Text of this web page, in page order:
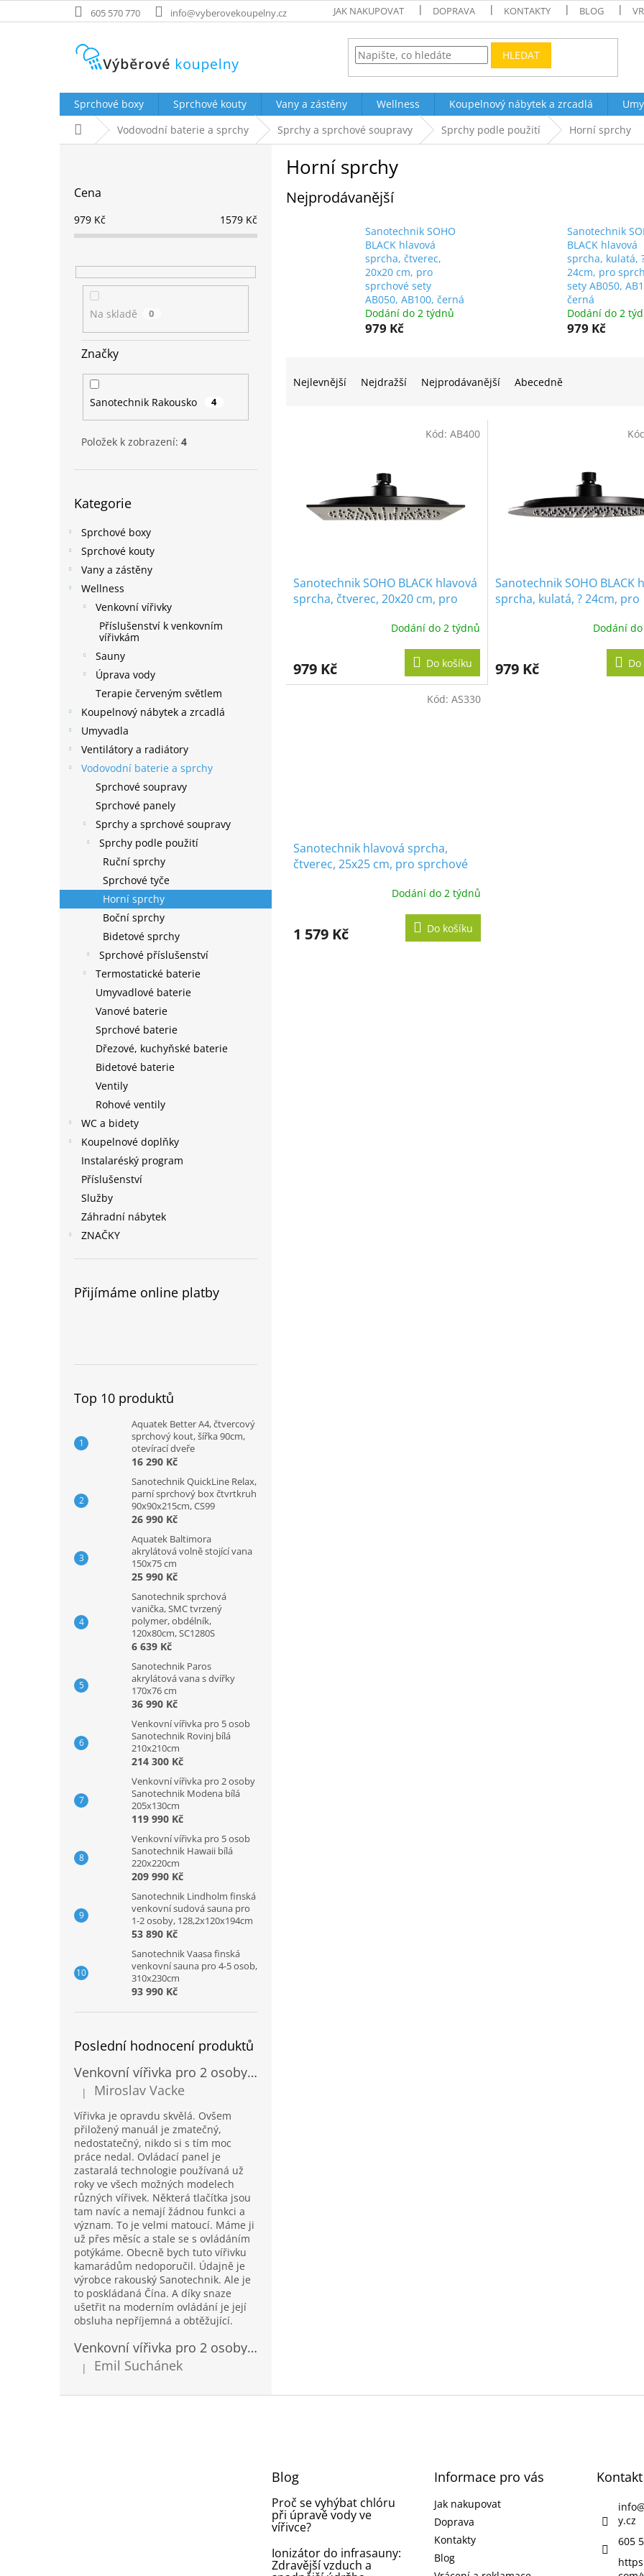
na
605 570 770 info@vyberovekoupelny.cz JAK NAKUPOVAT DOPRAVA KONTAKTY BLOG
HLEDAT
Sprchové boxy Sprchové kouty Vany a zástěny Wellness Koupelnový nábytek a zrcadlá
Domů Vodovodní baterie a sprchy Sprchy a sprchové soupravy Sprchy podle použití Horní sprchy
Cena
979 Kč 1579 Kč
Na skladě 0
Značky
Sanotechnik Rakousko 4
Položek k zobrazení: 4
kategorie
Kategorie
Sprchové boxy
Sprchové kouty
Vany a zástěny
Wellness
Venkovní vířivky
Příslušenství k venkovním
vířivkám
Sauny
Úprava vody
Terapie červeným světlem
Koupelnový nábytek a zrcadlá
Umyvadla
Ventilátory a radiátory
Vodovodní baterie a sprchy
Sprchové soupravy
Sprchové panely
Sprchy a sprchové soupravy
Sprchy podle použití
Ruční sprchy
Sprchové tyče
Horní sprchy
Boční sprchy
Bidetové sprchy
Sprchové příslušenství
Termostatické baterie
Umyvadlové baterie
Vanové baterie
Sprchové baterie
Dřezové, kuchyňské baterie
Bidetové baterie
Ventily
Rohové ventily
WC a bidety
Koupelnové doplňky
Instalaréský program
Příslušenství
Služby
Záhradní nábytek
ZNAČKY
Přijímáme online platby
Top 10 produktů
Aquatek Better A4, čtvercový
sprchový kout, šířka 90cm,
otevírací dveře
16 290 Kč
Sanotechnik QuickLine Relax,
parní sprchový box čtvrtkruh
90x90x215cm, CS99
26 990 Kč
Aquatek Baltimora
akrylátová volně stojící vana
150x75 cm
25 990 Kč
Sanotechnik sprchová
vanička, SMC tvrzený
polymer, obdélník,
120x80cm, SC1280S
6 639 Kč
Sanotechnik Paros
akrylátová vana s dvířky
170x76 cm
36 990 Kč
Venkovní vířivka pro 5 osob
Sanotechnik Rovinj bílá
210x210cm
214 300 Kč
Venkovní vířivka pro 2 osoby
Sanotechnik Modena bílá
205x130cm
119 990 Kč
Venkovní vířivka pro 5 osob
Sanotechnik Hawaii bílá
220x220cm
209 990 Kč
Sanotechnik Lindholm finská
venkovní sudová sauna pro
1-2 osoby, 128,2x120x194cm
53 890 Kč
Sanotechnik Vaasa finská
venkovní sauna pro 4-5 osob,
310x230cm
93 990 Kč
Poslední hodnocení produktů
Venkovní vířivka pro 2 osoby Sanotechnik Modena modrá 205x130cm
Hodnocení produktu je 3 z 5 hvězdiček.
| Miroslav Vacke
Vířivka je opravdu skvělá. Ovšem
přiložený manuál je zmatečný,
nedostatečný, nikdo si s tím moc
práce nedal. Ovládací panel je
zastaralá technologie používaná už
roky ve všech možných modelech
různých vířivek. Některá tlačítka jsou
tam navíc a nemají žádnou funkci a
význam. To je velmi matoucí. Máme ji
už přes měsíc a stale se s ovládáním
potýkáme. Obecně bych tuto vířivku
kamarádům nedoporučil. Údajně je
výrobce rakouský Sanotechnik. Ale je
to poskládaná Čína. A díky snaze
ušetřit na moderním ovládání je její
obsluha nepříjemná a obtěžující.
Venkovní vířivka pro 2 osoby Sanotechnik Modena modrá 205x130cm
Hodnocení produktu je 5 z 5 hvězdiček.
| Emil Suchánek
Horní sprchy
Nejprodávanější
Sanotechnik SOHO
BLACK hlavová
sprcha, čtverec,
20x20 cm, pro
sprchové sety
AB050, AB100, černá
Dodání do 2 týdnů
979 Kč
Sanotechnik
BLACK hlavová
sprcha, kulatá,
24cm, pro
sety AB050,
černá
Dodání do 2
979 Kč
Nejlevnější Nejdražší Nejprodávanější Abecedně
Sanotechnik SOHO BLACK hlavová
sprcha, čtverec, 20x20 cm, pro
Dodání do 2 týdnů
979 Kč Do košíku
Kód: AB400
Sanotechnik SOHO BLACK
sprcha, kulatá, ? 24cm, pro
Dodání
979 Kč
Sanotechnik hlavová sprcha,
čtverec, 25x25 cm, pro sprchové
Dodání do 2 týdnů
1 579 Kč Do košíku
Kód: AS330
Blog
Proč se vyhýbat chlóru
při úpravě vody ve
vířivce?
Ionizátor do infrasauny:
Zdravější vzduch a
Informace pro vás
Jak nakupovat
Doprava
Kontakty
Blog
Kontakt
info
y.cz
605